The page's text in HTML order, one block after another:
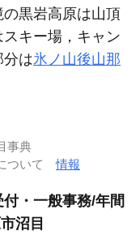
黒岩高原は山頂
キー場，キャン
分は氷ノ山後山那
事典
について情報
付・一般事務/年間
沼目